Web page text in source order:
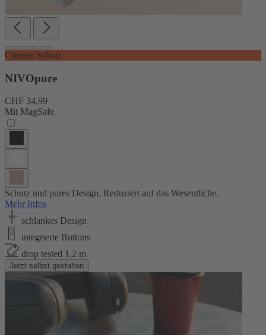
Cleaner Schutz
NIVOpure
CHF 34.99
Mit MagSafe
Schutz und pures Design. Reduziert auf das Wesentliche.
Mehr Infos
schlankes Design
integrierte Buttons
drop tested 1,2 m
Jetzt selbst gestalten